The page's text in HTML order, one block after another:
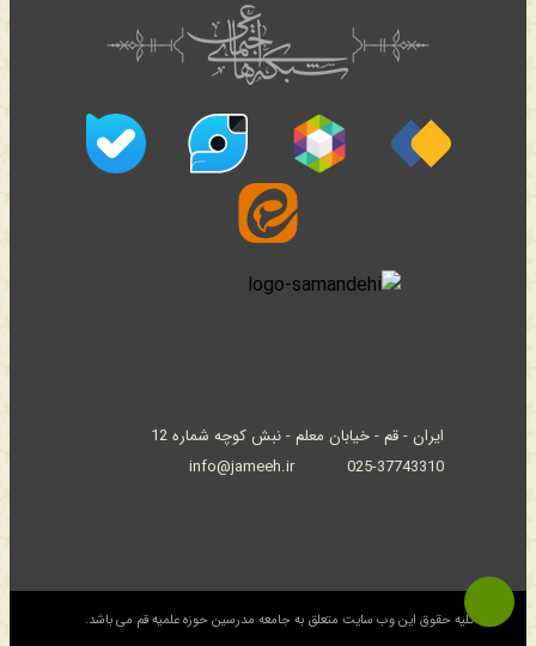
ایران - قم - خیابان معلم - نبش کوچه شماره 12
025-37743310
info@jameeh.ir
© کلیه حقوق این وب سایت متعلق به جامعه مدرسین حوزه علمیه قم می باشد.